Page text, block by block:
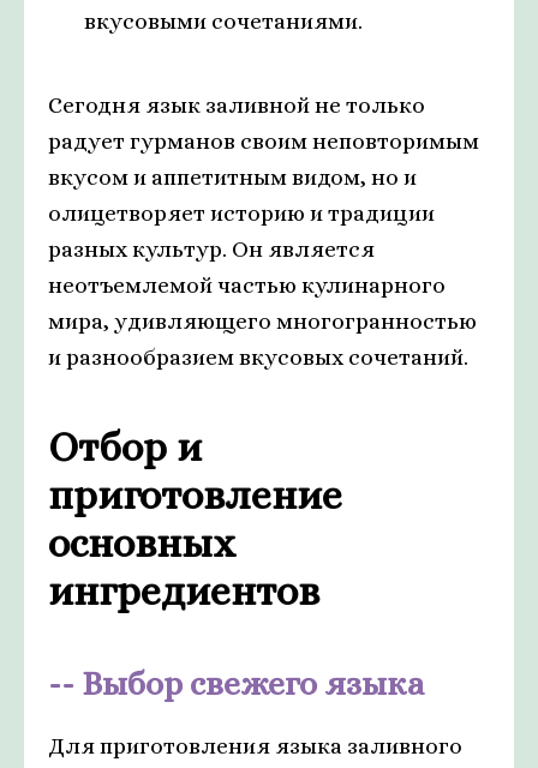
вкусовыми сочетаниями.
Сегодня язык заливной не только
радует гурманов своим неповторимым
вкусом и аппетитным видом, но и
олицетворяет историю и традиции
разных культур. Он является
неотъемлемой частью кулинарного
мира, удивляющего многогранностью
и разнообразием вкусовых сочетаний.
Отбор и
приготовление
основных
ингредиентов
Выбор свежего языка
Для приготовления языка заливного